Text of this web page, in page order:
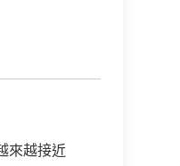
來越接近